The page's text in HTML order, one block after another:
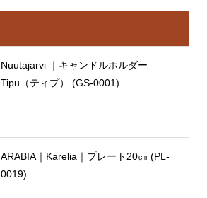
Nuutajarvi ｜キャンドルホルダー
Tipu（ティプ） (GS-0001)
ARABIA｜Karelia｜プレート20㎝ (PL-
0019)